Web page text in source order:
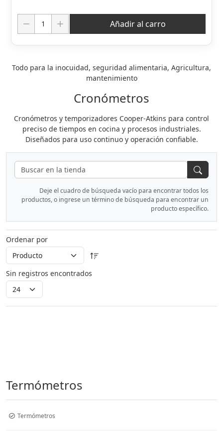
Añadir al carro
Todo para la inocuidad, seguridad alimentaria, Agricultura,
mantenimiento
Cronómetros
Cronómetros y temporizadores Cooper-Atkins para control
preciso de tiempos en cocina y procesos industriales.
Diseñados para uso continuo y operación confiable.
Deje el cuadro de búsqueda vacío para encontrar todos los
productos, o ingrese un término de búsqueda para encontrar un
producto específico.
Ordenar por
Sin registros encontrados
Termómetros
Termómetros